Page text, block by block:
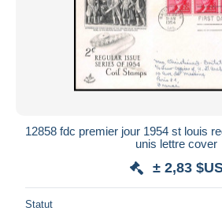
12858 fdc premier jour 1954 st louis
unis lettre cover
± 2,83
Statut